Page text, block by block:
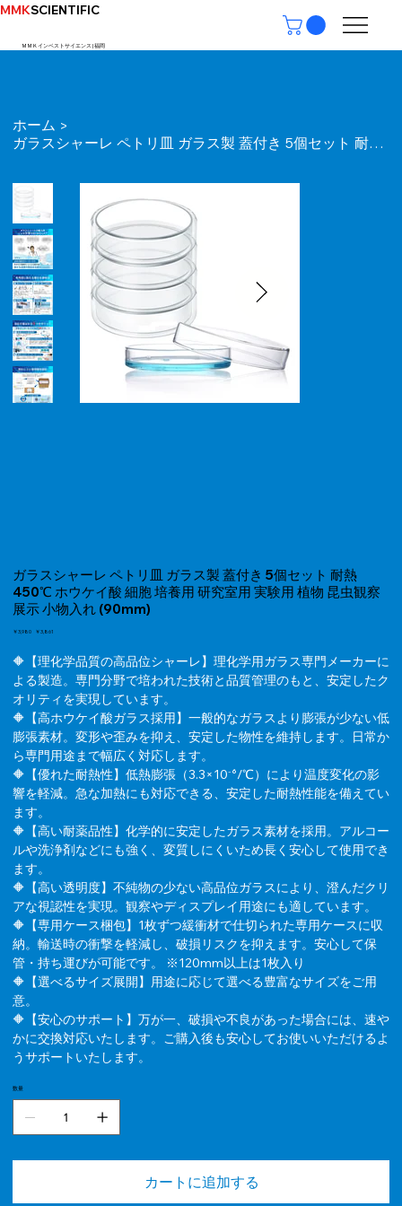
MMKSCIENTIFIC
ＭＭＫインベストサイエンス | ​福岡
ホーム >
ガラスシャーレ ペトリ皿 ガラス製 蓋付き 5個セット 耐熱450℃ ホウケイ酸 細胞 培養用 研究室用 実験用 植物 昆虫観察 展示 小物入れ (90mm)
ガラスシャーレ ペトリ皿 ガラス製 蓋付き 5個セット 耐熱
450℃ ホウケイ酸 細胞 培養用 研究室用 実験用 植物 昆虫観察
展示 小物入れ (90mm)
元
価
￥3,980
セ
ル
価
格
￥3,861
🔶【理化学品質の高品位シャーレ】理化学用ガラス専門メーカーに
よる製造。専門分野で培われた技術と品質管理のもと、安定したク
オリティを実現しています。
🔶【高ホウケイ酸ガラス採用】一般的なガラスより膨張が少ない低
膨張素材。変形や歪みを抑え、安定した物性を維持します。日常か
ら専門用途まで幅広く対応します。
🔶【優れた耐熱性】低熱膨張（3.3×10⁻⁶/℃）により温度変化の影
響を軽減。急な加熱にも対応できる、安定した耐熱性能を備えてい
ます。
🔶【高い耐薬品性】化学的に安定したガラス素材を採用。アルコー
ルや洗浄剤などにも強く、変質しにくいため長く安心して使用でき
ます。
🔶【高い透明度】不純物の少ない高品位ガラスにより、澄んだクリ
アな視認性を実現。観察やディスプレイ用途にも適しています。
🔶【専用ケース梱包】1枚ずつ緩衝材で仕切られた専用ケースに収
納。輸送時の衝撃を軽減し、破損リスクを抑えます。安心して保
管・持ち運びが可能です。 ※120mm以上は1枚入り
🔶【選べるサイズ展開】用途に応じて選べる豊富なサイズをご用
意。
🔶【安心のサポート】万が一、破損や不良があった場合には、速や
かに交換対応いたします。ご購入後も安心してお使いいただけるよ
うサポートいたします。
数量
カートに追加する